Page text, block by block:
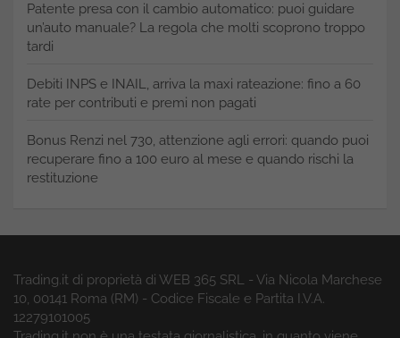
Patente presa con il cambio automatico: puoi guidare
un’auto manuale? La regola che molti scoprono troppo
tardi
Debiti INPS e INAIL, arriva la maxi rateazione: fino a 60
rate per contributi e premi non pagati
Bonus Renzi nel 730, attenzione agli errori: quando puoi
recuperare fino a 100 euro al mese e quando rischi la
restituzione
Trading.it di proprietà di WEB 365 SRL - Via Nicola Marchese
10, 00141 Roma (RM) - Codice Fiscale e Partita I.V.A.
12279101005